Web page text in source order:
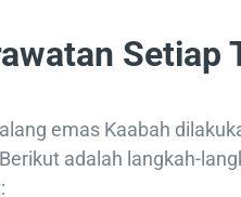
Setiap
emas Kaabah
adalah langkah-